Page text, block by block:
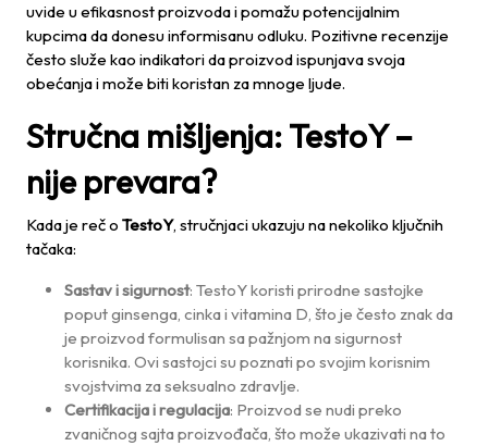
uvide u efikasnost proizvoda i pomažu potencijalnim
kupcima da donesu informisanu odluku. Pozitivne recenzije
često služe kao indikatori da proizvod ispunjava svoja
obećanja i može biti koristan za mnoge ljude.
Stručna mišljenja: TestoY –
nije prevara?
Kada je reč o TestoY, stručnjaci ukazuju na nekoliko ključnih
tačaka:
Sastav i sigurnost: TestoY koristi prirodne sastojke
poput ginsenga, cinka i vitamina D, što je često znak da
je proizvod formulisan sa pažnjom na sigurnost
korisnika. Ovi sastojci su poznati po svojim korisnim
svojstvima za seksualno zdravlje.
Certifikacija i regulacija: Proizvod se nudi preko
zvaničnog sajta proizvođača, što može ukazivati na to